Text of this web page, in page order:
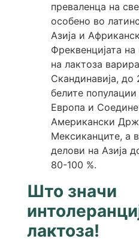
преваленца на
особено во
Азија и
Фреквенцијата
на лактоза
Скандинавија, до
белите
Европа и
Американски
Мексиканците, а
делови на Азија
80-100 %.
Што значи
лактоза!